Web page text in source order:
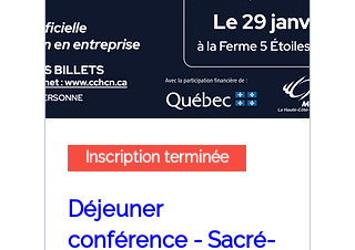
Inscription terminée
Déjeuner
conférence - Sacré-